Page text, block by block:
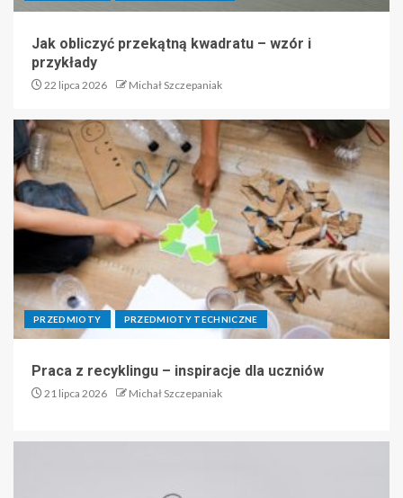
Jak obliczyć przekątną kwadratu – wzór i
przykłady
22 lipca 2026 Michał Szczepaniak
PRZEDMIOTY PRZEDMIOTY TECHNICZNE
Praca z recyklingu – inspiracje dla uczniów
21 lipca 2026 Michał Szczepaniak